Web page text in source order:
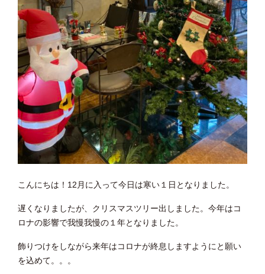
こんにちは！12月に入って今日は寒い１日となりました。
遅くなりましたが、クリスマスツリー出しました。今年はコ
ロナの影響で我慢我慢の１年となりました。
飾りつけをしながら来年はコロナが終息しますようにと願い
を込めて。。。